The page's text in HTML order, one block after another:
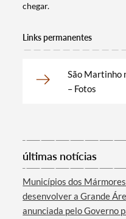
Categorias gerais
chegar.
Links permanentes
São Martinho
– Fotos
últimas notícias
Municípios dos
desenvolver a Grande
anunciada pelo Governo